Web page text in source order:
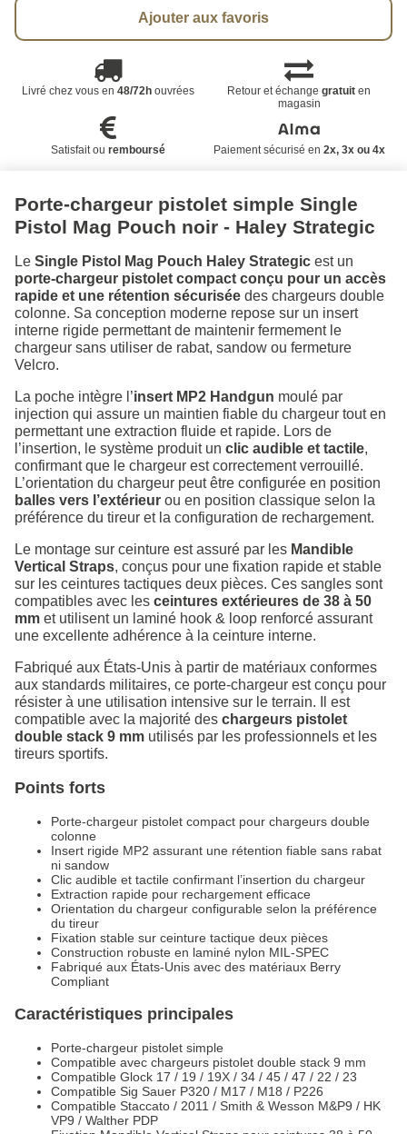
Ajouter aux favoris
Livré chez vous en 48/72houvrées Retour et échangegratuit en
magasin
Satisfait ou remboursé Paiement sécurisé en 2x, 3x ou 4x
Porte-chargeur pistolet simple Single
Pistol Mag Pouch noir - Haley Strategic
Le Single Pistol Mag Pouch Haley Strategic est un
porte-chargeur pistolet compact conçu pour un accès
rapide et une rétention sécurisée des chargeurs double
colonne. Sa conception moderne repose sur un insert
interne rigide permettant de maintenir fermement le
chargeur sans utiliser de rabat, sandow ou fermeture
Velcro.
La poche intègre l’insert MP2 Handgun moulé par
injection qui assure un maintien fiable du chargeur tout en
permettant une extraction fluide et rapide. Lors de
l’insertion, le système produit un clic audible et tactile,
confirmant que le chargeur est correctement verrouillé.
L’orientation du chargeur peut être configurée en position
balles vers l’extérieur ou en position classique selon la
préférence du tireur et la configuration de rechargement.
Le montage sur ceinture est assuré par les Mandible
Vertical Straps, conçus pour une fixation rapide et stable
sur les ceintures tactiques deux pièces. Ces sangles sont
compatibles avec les ceintures extérieures de 38 à 50
mm et utilisent un laminé hook & loop renforcé assurant
une excellente adhérence à la ceinture interne.
Fabriqué aux États-Unis à partir de matériaux conformes
aux standards militaires, ce porte-chargeur est conçu pour
résister à une utilisation intensive sur le terrain. Il est
compatible avec la majorité des chargeurs pistolet
double stack 9 mm utilisés par les professionnels et les
tireurs sportifs.
Points forts
Porte-chargeur pistolet compact pour chargeurs double
colonne
Insert rigide MP2 assurant une rétention fiable sans rabat
ni sandow
Clic audible et tactile confirmant l’insertion du chargeur
Extraction rapide pour rechargement efficace
Orientation du chargeur configurable selon la préférence
du tireur
Fixation stable sur ceinture tactique deux pièces
Construction robuste en laminé nylon MIL-SPEC
Fabriqué aux États-Unis avec des matériaux Berry
Compliant
Caractéristiques principales
Porte-chargeur pistolet simple
Compatible avec chargeurs pistolet double stack 9 mm
Compatible Glock 17 / 19 / 19X / 34 / 45 / 47 / 22 / 23
Compatible Sig Sauer P320 / M17 / M18 / P226
Compatible Staccato / 2011 / Smith & Wesson M&P9 / HK
VP9 / Walther PDP